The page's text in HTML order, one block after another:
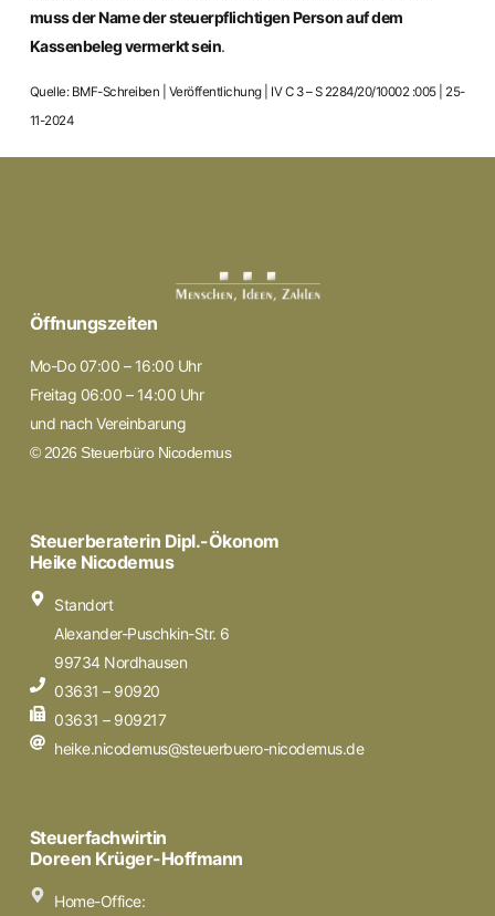
muss der Name der steuerpflichtigen Person auf dem
Kassenbeleg vermerkt sein.
Quelle: BMF-Schreiben | Veröffentlichung | IV C 3 – S 2284/20/10002 :005 | 25-
11-2024
Öffnungszeiten
Mo-Do 07:00 – 16:00 Uhr
Freitag 06:00 – 14:00 Uhr
und nach Vereinbarung
© 2026 Steuerbüro Nicodemus
Steuerberaterin Dipl.-Ökonom
Heike Nicodemus
Standort
Alexander-Puschkin-Str. 6
99734 Nordhausen
03631 – 90920
03631 – 909217
heike.nicodemus@steuerbuero-nicodemus.de
Steuerfachwirtin
Doreen Krüger-Hoffmann
Home-Office: